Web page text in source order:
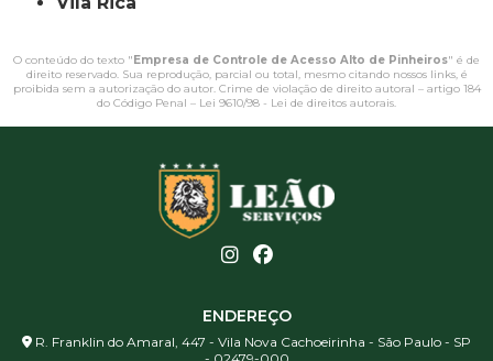
O conteúdo do texto " Empresa de Controle de Acesso Alto de Pinheiros" é de
direito reservado. Sua reprodução, parcial ou total, mesmo citando nossos links, é
proibida sem a autorização do autor. Crime de violação de direito autoral – artigo 184
do Código Penal – Lei 9610/98 - Lei de direitos autorais.
ENDEREÇO
R. Franklin do Amaral, 447 - Vila Nova Cachoeirinha - São Paulo - SP